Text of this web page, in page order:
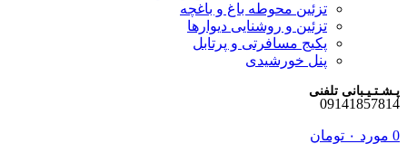
تزئین محوطه باغ و باغچه
تزئین و روشنایی دیوارها
پکیج مسافرتی و پرتابل
پنل خورشیدی
پـشـتـیـبانی تلفنی
09141857814
0 مورد ۰ تومان